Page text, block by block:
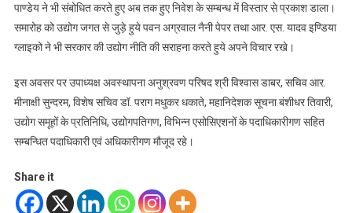
पाण्डेय ने भी संबोधित करते हुए अब तक हुए निवेश के सम्बन्ध में विस्तार से प्रकाश डाला।
समारोह को उद्योग जगत से जुड़े हुये पवन अग्रवाल नैनी पेपर तथा आर. एस. यादव इण्डिया
ग्लाइको ने भी सरकार की उद्योग नीति की सराहना करते हुये अपने विचार रखे।
इस अवसर पर उपाध्यक्ष अवस्थापना अनुश्रवण परिषद श्री विश्वास डाबर, सचिव आर.
मीनाक्षी सुन्दरम, विशेष सचिव डॉ. पराग मधुकर धकाते, महानिदेशक सूचना बंशीधर तिवारी,
उद्योग समूहों के प्रतिनिधि, उद्योगपतिगण, विभिन्न एसोसिएशनों के पदाधिकारीगण सहित
सम्बन्धित पदाधिकारी एवं अधिकारीगण मौजूद रहे।
Share it